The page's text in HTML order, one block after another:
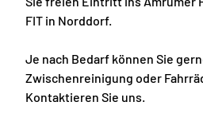
FIT in Norddorf.
Je nach Bedarf können Sie
Zwischenreinigung oder
Kontaktieren Sie uns.